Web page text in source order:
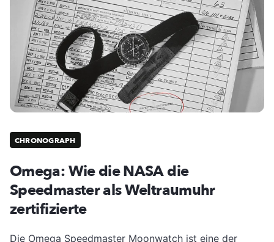
CHRONOGRAPH
Omega: Wie die NASA die
Speedmaster als Weltraumuhr
zertifizierte
Die Omega Speedmaster Moonwatch ist eine der